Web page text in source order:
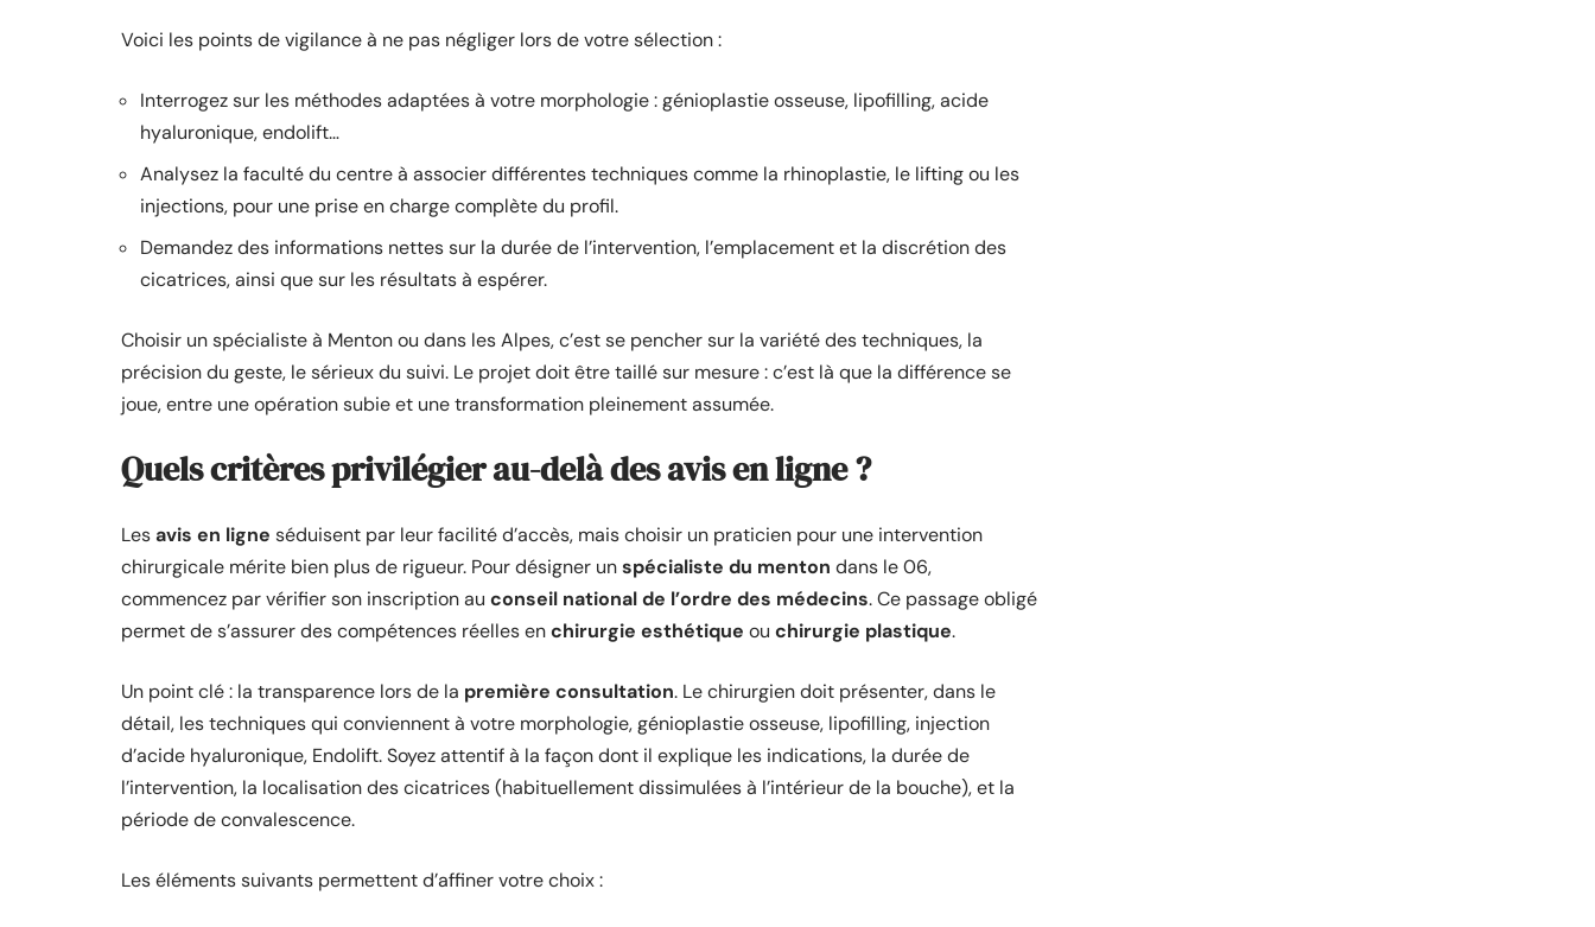
Voici les points de vigilance à ne pas négliger lors de votre sélection :
Interrogez sur les méthodes adaptées à votre morphologie : génioplastie osseuse, lipofilling, acide
hyaluronique, endolift…
Analysez la faculté du centre à associer différentes techniques comme la rhinoplastie, le lifting ou les
injections, pour une prise en charge complète du profil.
Demandez des informations nettes sur la durée de l’intervention, l’emplacement et la discrétion des
cicatrices, ainsi que sur les résultats à espérer.
Choisir un spécialiste à Menton ou dans les Alpes, c’est se pencher sur la variété des techniques, la
précision du geste, le sérieux du suivi. Le projet doit être taillé sur mesure : c’est là que la différence se
joue, entre une opération subie et une transformation pleinement assumée.
Quels critères privilégier au-delà des avis en ligne ?
Lesavis en ligne séduisent par leur facilité d’accès, mais choisir un praticien pour une intervention
chirurgicale mérite bien plus de rigueur. Pour désigner unspécialiste du menton dans le 06,
commencez par vérifier son inscription au conseil national de l’ordre des médecins. Ce passage obligé
permet de s’assurer des compétences réelles enchirurgie esthétique ou chirurgie plastique.
Un point clé : la transparence lors de la première consultation. Le chirurgien doit présenter, dans le
détail, les techniques qui conviennent à votre morphologie, génioplastie osseuse, lipofilling, injection
d’acide hyaluronique, Endolift. Soyez attentif à la façon dont il explique les indications, la durée de
l’intervention, la localisation des cicatrices (habituellement dissimulées à l’intérieur de la bouche), et la
période de convalescence.
Les éléments suivants permettent d’affiner votre choix :